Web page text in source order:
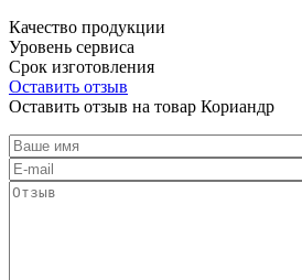
Качество продукции
Уровень сервиса
Срок изготовления
Оставить отзыв
Оставить отзыв на товар Кориандр